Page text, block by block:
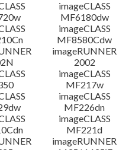
imageCLASS
MF6180dw
imageCLASS
MF8580Cdw
imageRUNNER
2002
imageCLASS
MF217w
imageCLASS
MF226dn
imageCLASS
MF221d
imageRUNNER